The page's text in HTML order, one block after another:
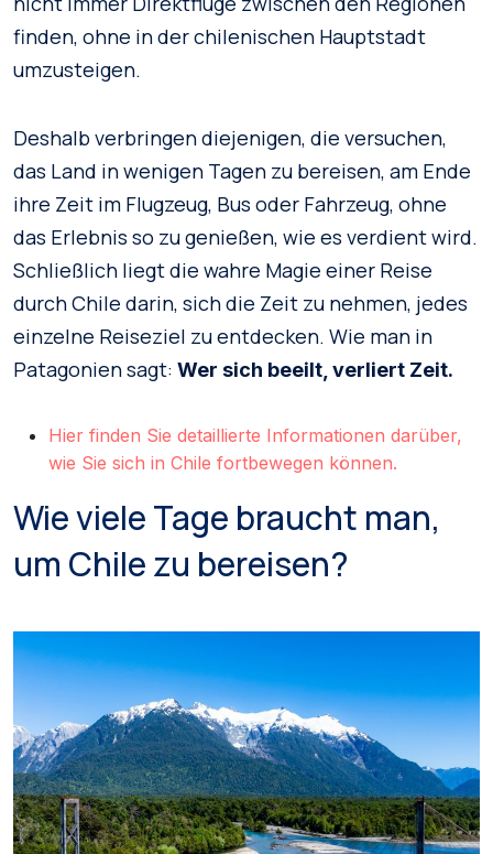
finden, ohne in der chilenischen Hauptstadt
umzusteigen.
Deshalb verbringen diejenigen, die versuchen,
das Land in wenigen Tagen zu bereisen, am Ende
ihre Zeit im Flugzeug, Bus oder Fahrzeug, ohne
das Erlebnis so zu genießen, wie es verdient wird.
Schließlich liegt die wahre Magie einer Reise
durch Chile darin, sich die Zeit zu nehmen, jedes
einzelne Reiseziel zu entdecken. Wie man in
Patagonien sagt: Wer sich beeilt, verliert Zeit.
Hier finden Sie detaillierte Informationen darüber,
wie Sie sich in Chile fortbewegen können.
Wie viele Tage braucht man,
um Chile zu bereisen?